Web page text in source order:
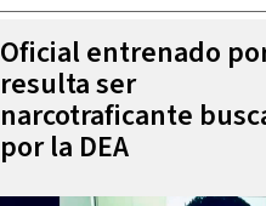
Oficial entrenado
resulta ser
narcotraficante
por la DEA